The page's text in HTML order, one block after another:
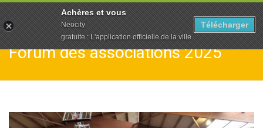
Forum des associations 2025
Achères et vous
Neocity
gratuite : L'application officielle de la ville
Télécharger